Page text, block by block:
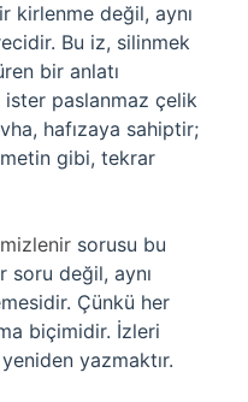
kirlenme değil, aynı
Bu iz, silinmek
bir anlatı
ister paslanmaz çelik
hafızaya sahiptir;
metin gibi, tekrar
sorusu bu
soru değil, aynı
Çünkü her
biçimidir. İzleri
yazmaktır.